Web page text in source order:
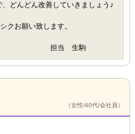
どんどん改善していきましょう♪
クお願い致します。
駒
（女性/40代/会社員）